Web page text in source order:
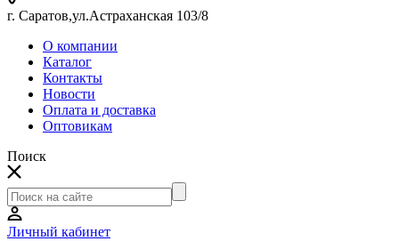
г. Саратов,ул.Астраханская 103/8
О компании
Каталог
Контакты
Новости
Оплата и доставка
Оптовикам
Поиск
Личный кабинет